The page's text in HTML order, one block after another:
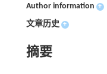
Author information +
文章历史 +
摘要